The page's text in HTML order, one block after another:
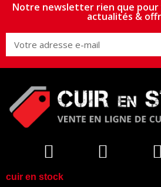
Notre newsletter rien que pour
actualités &
cuir en stock